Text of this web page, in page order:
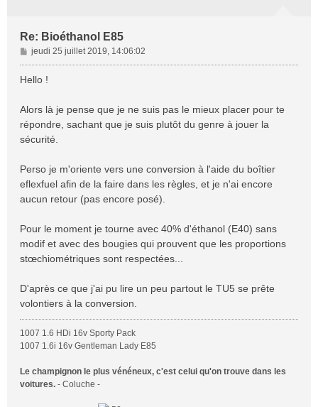
Re: Bioéthanol E85
M
e
s
g
e
jeudi 25 juillet 2019, 14:06:02
Hello !
Alors là je pense que je ne suis pas le mieux placer pour te
répondre, sachant que je suis plutôt du genre à jouer la
sécurité.
Perso je m'oriente vers une conversion à l'aide du boîtier
eflexfuel afin de la faire dans les règles, et je n'ai encore
aucun retour (pas encore posé).
Pour le moment je tourne avec 40% d'éthanol (E40) sans
modif et avec des bougies qui prouvent que les proportions
stœchiométriques sont respectées...
D'après ce que j'ai pu lire un peu partout le TU5 se prête
volontiers à la conversion.
1007 1.6 HDi 16v Sporty Pack
1007 1.6i 16v Gentleman Lady E85
Le champignon le plus vénéneux, c'est celui qu'on trouve dans les
voitures. - Coluche -